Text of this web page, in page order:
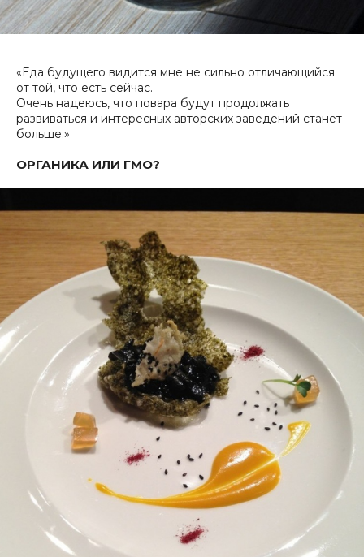
«Еда будущего видится мне не сильно отличающийся
от той, что есть сейчас.
Очень надеюсь, что повара будут продолжать
развиваться и интересных авторских заведений станет
больше.»
ОРГАНИКА ИЛИ ГМО?